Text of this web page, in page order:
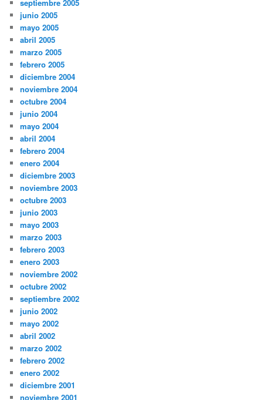
septiembre 2005
junio 2005
mayo 2005
abril 2005
marzo 2005
febrero 2005
diciembre 2004
noviembre 2004
octubre 2004
junio 2004
mayo 2004
abril 2004
febrero 2004
enero 2004
diciembre 2003
noviembre 2003
octubre 2003
junio 2003
mayo 2003
marzo 2003
febrero 2003
enero 2003
noviembre 2002
octubre 2002
septiembre 2002
junio 2002
mayo 2002
abril 2002
marzo 2002
febrero 2002
enero 2002
diciembre 2001
noviembre 2001